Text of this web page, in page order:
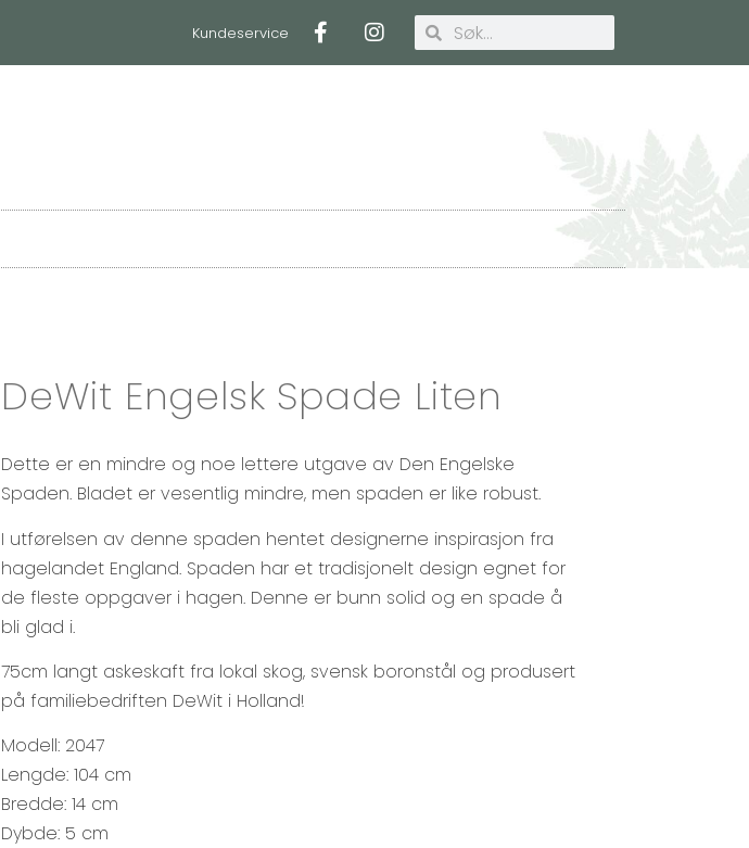
Kundeservice
DeWit Engelsk Spade Liten
Dette er en mindre og noe lettere utgave av Den Engelske
Spaden. Bladet er vesentlig mindre, men spaden er like robust.
I utførelsen av denne spaden hentet designerne inspirasjon fra
hagelandet England. Spaden har et tradisjonelt design egnet for
de fleste oppgaver i hagen. Denne er bunn solid og en spade å
bli glad i.
75cm langt askeskaft fra lokal skog, svensk boronstål og produsert
på familiebedriften DeWit i Holland!
Modell: 2047
Lengde: 104 cm
Bredde: 14 cm
Dybde: 5 cm